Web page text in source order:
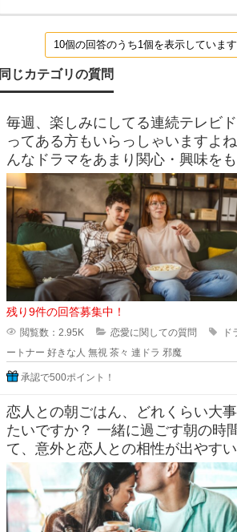
さ
る時
っ
て、
記
ズ的
10個の回答のうち1個を表示していま
同じカテゴリの質問
毎週、楽しみにしてる連続テレビ
ってある方もいらっしゃいますよね。
んなドラマをあまり関心・興味を
いないパートナーが一緒に見てい
に ド
残り9件の回答募集中！
閲覧数：2.95K 恋愛に関しての質問 ド
ートナー 好きな人 無視 茶々 連ドラ 邪魔
承認で500ポイント！
恋人との朝ごはん、どれくらい大
たいですか？ 一緒に過ごす朝の時
て、意外と恋人との相性が出やす
します。 朝ごはんをしっかり食べ
と、ギリギ